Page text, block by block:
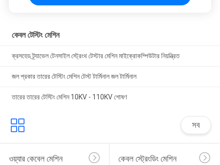
কেবল টেস্টিং মেশিন
ক্রসহেড ট্র্যাভেল টেনসাইল স্ট্রেংথ টেস্টার মেশিন মাইক্রোকম্পিউটার নিয়ন্ত্রিত
জল প্রকার তারের টেস্টিং মেশিন টেস্ট টার্মিনাল জল টার্মিনাল
তারের তারের টেস্টিং মেশিন 10KV - 110KV শোষণ
সব
ওয়্যার কেবেল মেশিন কেবল স্ট্রেংডিং মেশিন